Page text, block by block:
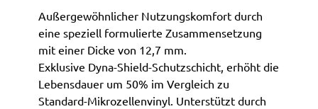
Außergewöhnlicher Nutzungskomfort durch
eine speziell formulierte Zusammensetzung
mit einer Dicke von 12,7 mm.
Exklusive Dyna-Shield-Schutzschicht, erhöht die
Lebensdauer um 50% im Vergleich zu
Standard-Mikrozellenvinyl. Unterstützt durch